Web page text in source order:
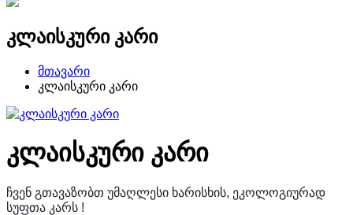
კლაისკური კარი
მთავარი
კლაისკური კარი
კლაისკური კარი
ჩვენ გთავაზობთ უმაღლესი ხარისხის, ეკოლოგიურად
სუფთა კარს !